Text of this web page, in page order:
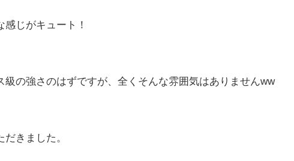
じがキュート！
級の強さのはずですが、全くそんな雰囲気はありませんww
きました。